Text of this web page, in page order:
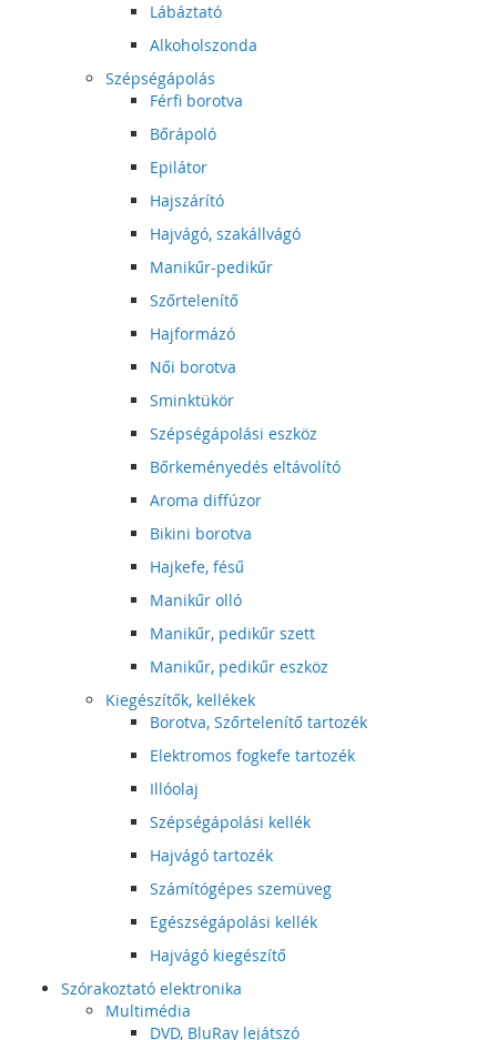
Lábáztató
Alkoholszonda
Szépségápolás
Férfi borotva
Bőrápoló
Epilátor
Hajszárító
Hajvágó, szakállvágó
Manikűr-pedikűr
Szőrtelenítő
Hajformázó
Női borotva
Sminktükör
Szépségápolási eszköz
Bőrkeményedés eltávolító
Aroma diffúzor
Bikini borotva
Hajkefe, fésű
Manikűr olló
Manikűr, pedikűr szett
Manikűr, pedikűr eszköz
Kiegészítők, kellékek
Borotva, Szőrtelenítő tartozék
Elektromos fogkefe tartozék
Illóolaj
Szépségápolási kellék
Hajvágó tartozék
Számítógépes szemüveg
Egészségápolási kellék
Hajvágó kiegészítő
Szórakoztató elektronika
Multimédia
DVD, BluRay lejátszó